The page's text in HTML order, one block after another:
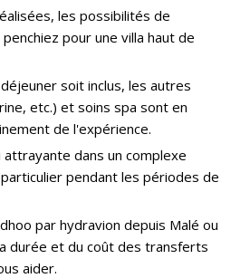
les possibilités de
pour une villa haut de
soit inclus, les autres
etc.) et soins spa sont en
de l'expérience.
dans un complexe
pendant les périodes de
par hydravion depuis Malé ou
durée et du coût des transferts
aider.